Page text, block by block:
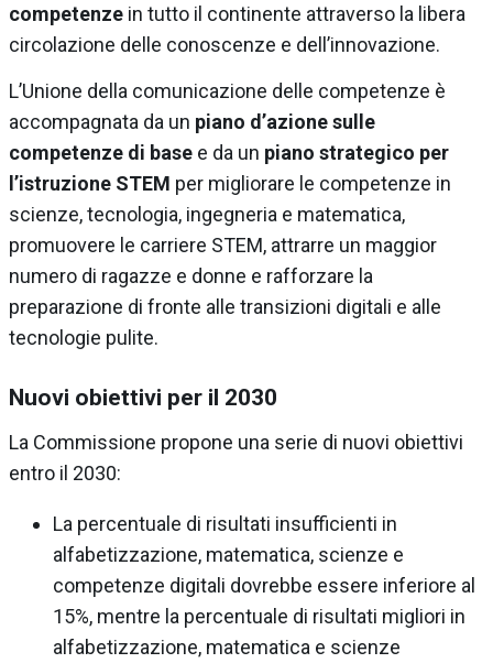
competenze in tutto il continente attraverso la libera
circolazione delle conoscenze e dell’innovazione.
L’Unione della comunicazione delle competenze è
accompagnata da un piano d’azione sulle
competenze di base e da un piano strategico per
l’istruzione STEM per migliorare le competenze in
scienze, tecnologia, ingegneria e matematica,
promuovere le carriere STEM, attrarre un maggior
numero di ragazze e donne e rafforzare la
preparazione di fronte alle transizioni digitali e alle
tecnologie pulite.
Nuovi obiettivi per il 2030
La Commissione propone una serie di nuovi obiettivi
entro il 2030:
La percentuale di risultati insufficienti in
alfabetizzazione, matematica, scienze e
competenze digitali dovrebbe essere inferiore al
15%, mentre la percentuale di risultati migliori in
alfabetizzazione, matematica e scienze